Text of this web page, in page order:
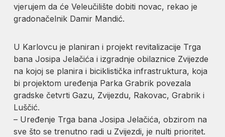
vjerujem da će Veleučilište dobiti novac, rekao je
gradonačelnik Damir Mandić.
U Karlovcu je planiran i projekt revitalizacije Trga
bana Josipa Jelačića i izgradnje obilaznice Zvijezde
na kojoj se planira i biciklistička infrastruktura, koja
bi projektom uređenja Parka Grabrik povezala
gradske četvrti Gazu, Zvijezdu, Rakovac, Grabrik i
Luščić.
– Uređenje Trga bana Josipa Jelačića, obzirom na
sve što se trenutno radi u Zvijezdi, je nulti prioritet.